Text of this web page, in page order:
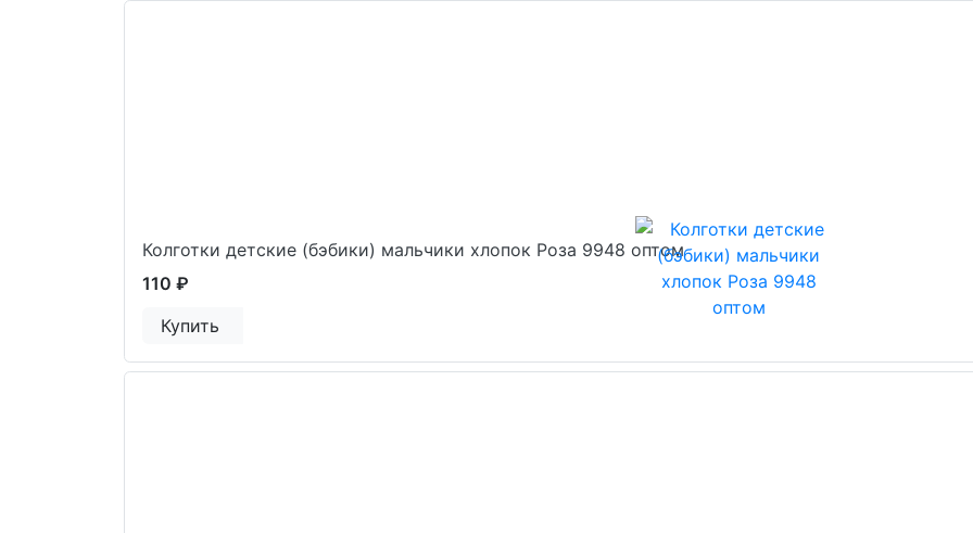
Колготки детские (бэбики) мальчики хлопок Роза 9948 оптом
110 ₽
Купить